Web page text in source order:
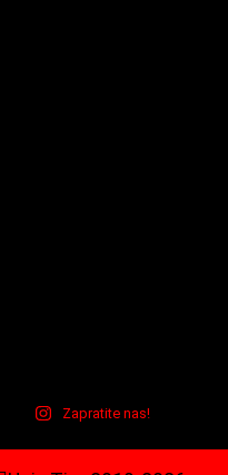
Zapratite nas!